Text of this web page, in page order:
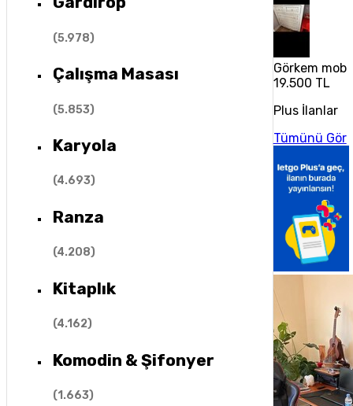
(5.978)
Çalışma Masası
(5.853)
Karyola
(4.693)
Ranza
(4.208)
Kitaplık
(4.162)
Komodin & Şifonyer
(1.663)
Görkem
19.500 TL
Plus İlanlar
Tümünü Gör